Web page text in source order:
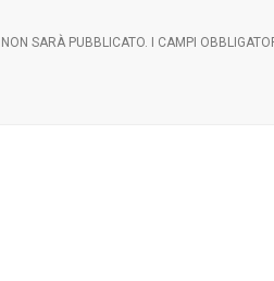
SARÀ PUBBLICATO. I CAMPI